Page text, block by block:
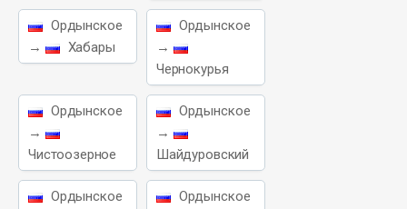
Ордынское
→
Хабары
Ордынское
→
Чернокурья
Ордынское
→
Чистоозерное
Ордынское
→
Шайдуровский
Ордынское
Ордынское